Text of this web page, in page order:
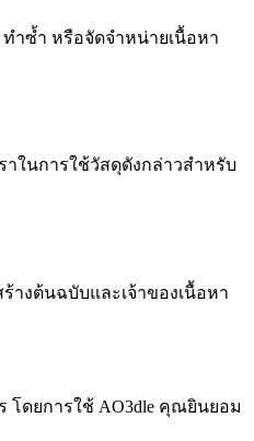
ำซ้ำ หรือจัดจำหน่ายเนื้อหา
ในการใช้วัสดุดังกล่าวสำหรับ
งต้นฉบับและเจ้าของเนื้อหา
โดยการใช้ AO3dle คุณยินยอม